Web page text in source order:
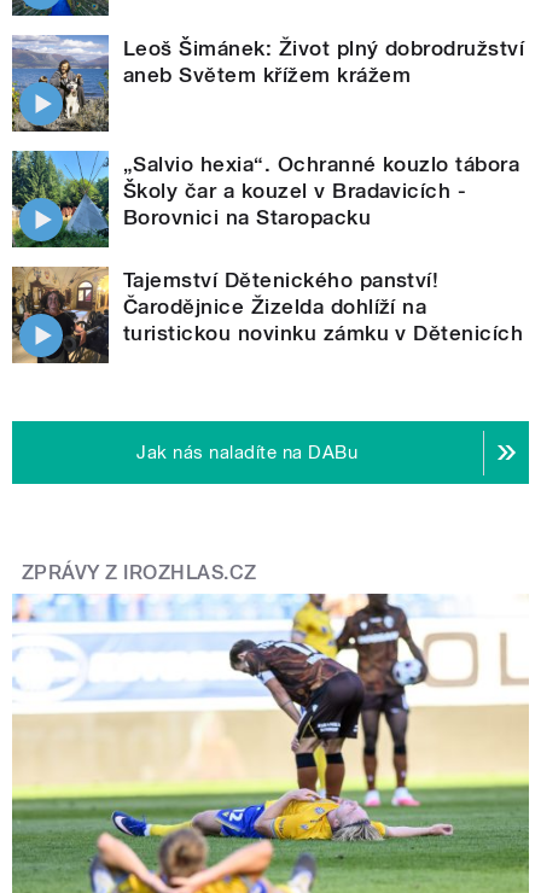
Leoš Šimánek: Život plný dobrodružství
aneb Světem křížem krážem
„Salvio hexia“. Ochranné kouzlo tábora
Školy čar a kouzel v Bradavicích -
Borovnici na Staropacku
Tajemství Dětenického panství!
Čarodějnice Žizelda dohlíží na
turistickou novinku zámku v Dětenicích
Jak nás naladíte na DABu
ZPRÁVY Z IROZHLAS.CZ